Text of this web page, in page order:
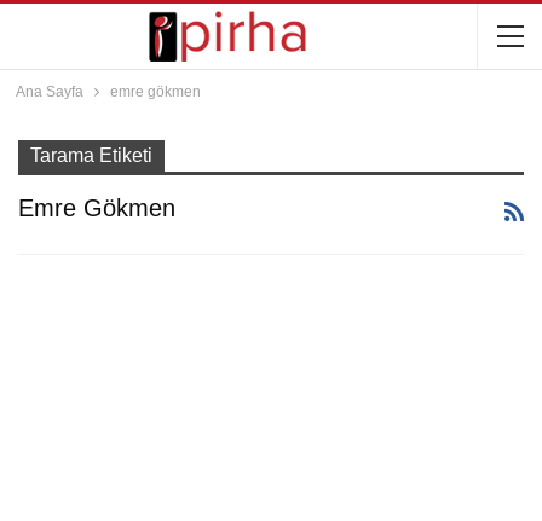
Ana Sayfa emre gökmen
Tarama Etiketi
Emre Gökmen